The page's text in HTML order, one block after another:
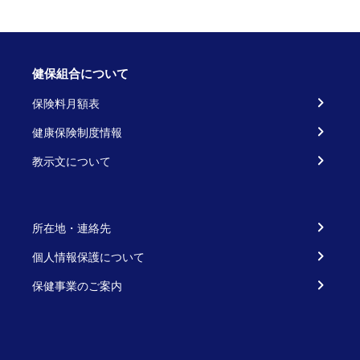
健保組合について
保険料月額表
健康保険制度情報
教示文について
所在地・連絡先
個人情報保護について
保健事業のご案内